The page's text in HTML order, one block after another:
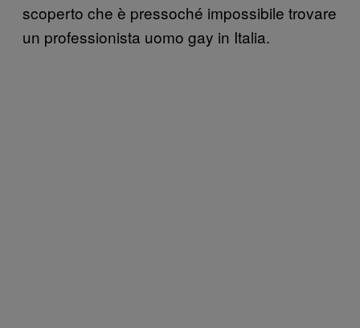
scoperto che è pressoché impossibile trovare
un professionista uomo gay in Italia.